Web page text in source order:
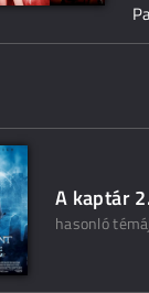
A kaptár
hasonló